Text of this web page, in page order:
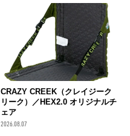
CRAZY CREEK（クレイジーク
リーク）／HEX2.0 オリジナルチ
ェア
2026.08.07